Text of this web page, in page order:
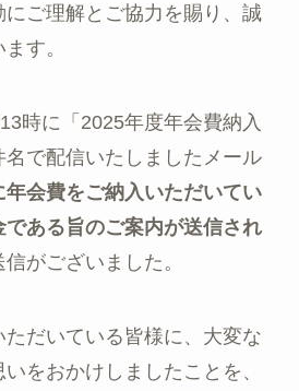
ご理解とご協力を賜り、誠
す。
時に「2025年度年会費納入
で配信いたしましたメール
年会費をご納入いただいてい
である旨のご案内が送信され
がございました。
だいている皆様に、大変な
をおかけしましたことを、